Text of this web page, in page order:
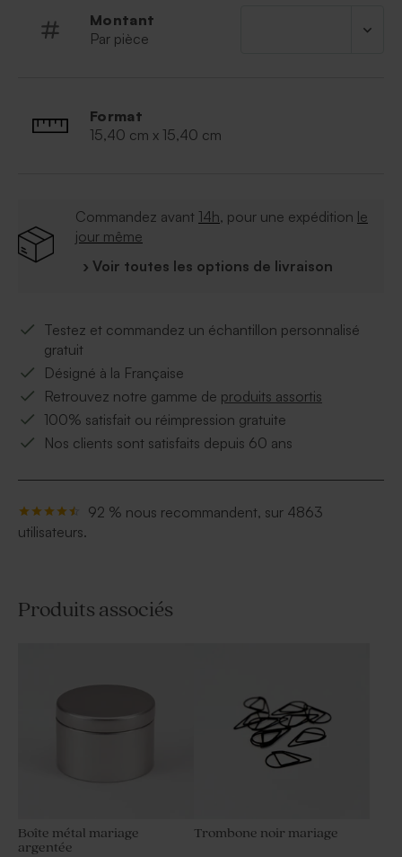
Montant
Par pièce
Format
15,40 cm x 15,40 cm
Commandez avant 14h, pour une expédition le
jour même
› Voir toutes les options de livraison
Testez et commandez un échantillon personnalisé
gratuit
Désigné à la Française
Retrouvez notre gamme de produits assortis
100% satisfait ou réimpression gratuite
Nos clients sont satisfaits depuis 60 ans
92 % nous recommandent, sur 4863
utilisateurs.
Produits associés
Boîte métal mariage
argentée
Trombone noir mariage